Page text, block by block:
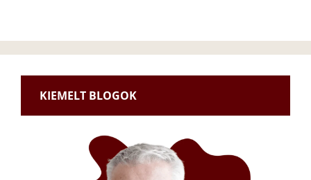
KIEMELT BLOGOK